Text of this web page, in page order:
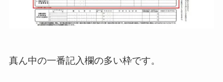
真ん中の一番記入欄の多い枠です。